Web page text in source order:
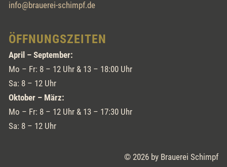
info@brauerei-schimpf.de
ÖFFNUNGSZEITEN
April – September:
Mo – Fr: 8 – 12 Uhr & 13 – 18:00 Uhr
Sa: 8 – 12 Uhr
Oktober – März:
Mo – Fr: 8 – 12 Uhr & 13 – 17:30 Uhr
Sa: 8 – 12 Uhr
© 2026 by Brauerei Schimpf